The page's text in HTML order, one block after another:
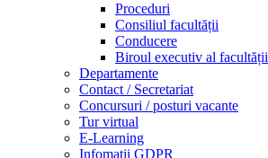
Proceduri
Consiliul facultății
Conducere
Biroul executiv al facultății
Departamente
Contact / Secretariat
Concursuri / posturi vacante
Tur virtual
E-Learning
Infomații GDPR